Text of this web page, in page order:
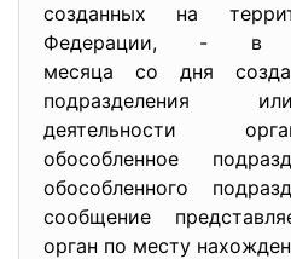
созданных на
Федерации, - в
месяца со дня
подразделения
деятельности
обособленное
обособленного
сообщение
орган по месту